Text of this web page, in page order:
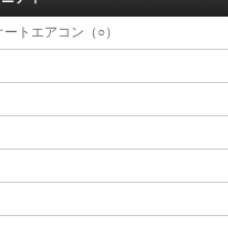
ートエアコン（○）